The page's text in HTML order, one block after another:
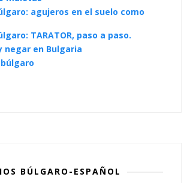
agujeros en el suelo como
TARATOR, paso a paso.
negar en Bulgaria
BÚLGARO-ESPAÑOL